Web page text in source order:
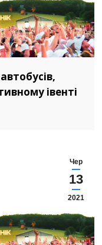
івенті
Чер
13
2021